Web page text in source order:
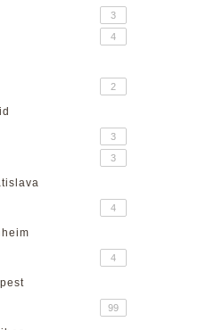
3
4
2
3
3
4
4
99